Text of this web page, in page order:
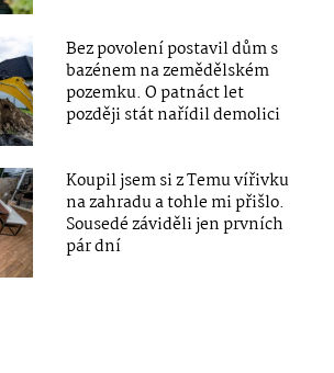
Bez povolení postavil dům s
bazénem na zemědělském
pozemku. O patnáct let
později stát nařídil demolici
Koupil jsem si z Temu vířivku
na zahradu a tohle mi přišlo.
Sousedé záviděli jen prvních
pár dní